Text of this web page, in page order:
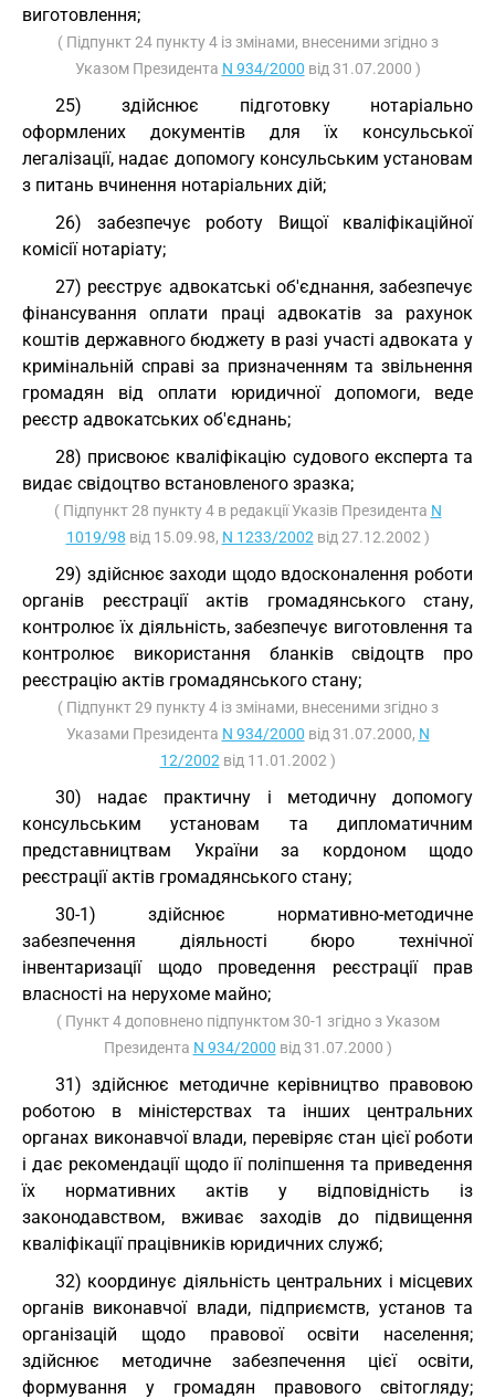
виготовлення;
( Підпункт 24 пункту 4 із змінами, внесеними згідно з
Указом Президента N 934/2000 від 31.07.2000 )
25) здійснює підготовку нотаріально
оформлених документів для їх консульської
легалізації, надає допомогу консульським установам
з питань вчинення нотаріальних дій;
26) забезпечує роботу Вищої кваліфікаційної
комісії нотаріату;
27) реєструє адвокатські об'єднання, забезпечує
фінансування оплати праці адвокатів за рахунок
коштів державного бюджету в разі участі адвоката у
кримінальній справі за призначенням та звільнення
громадян від оплати юридичної допомоги, веде
реєстр адвокатських об'єднань;
28) присвоює кваліфікацію судового експерта та
видає свідоцтво встановленого зразка;
( Підпункт 28 пункту 4 в редакції Указів Президента N
1019/98 від 15.09.98, N 1233/2002 від 27.12.2002 )
29) здійснює заходи щодо вдосконалення роботи
органів реєстрації актів громадянського стану,
контролює їх діяльність, забезпечує виготовлення та
контролює використання бланків свідоцтв про
реєстрацію актів громадянського стану;
( Підпункт 29 пункту 4 із змінами, внесеними згідно з
Указами Президента N 934/2000 від 31.07.2000, N
12/2002 від 11.01.2002 )
30) надає практичну і методичну допомогу
консульським установам та дипломатичним
представництвам України за кордоном щодо
реєстрації актів громадянського стану;
30-1) здійснює нормативно-методичне
забезпечення діяльності бюро технічної
інвентаризації щодо проведення реєстрації прав
власності на нерухоме майно;
( Пункт 4 доповнено підпунктом 30-1 згідно з Указом
Президента N 934/2000 від 31.07.2000 )
31) здійснює методичне керівництво правовою
роботою в міністерствах та інших центральних
органах виконавчої влади, перевіряє стан цієї роботи
і дає рекомендації щодо ії поліпшення та приведення
їх нормативних актів у відповідність із
законодавством, вживає заходів до підвищення
кваліфікації працівників юридичних служб;
32) координує діяльність центральних і місцевих
органів виконавчої влади, підприємств, установ та
організацій щодо правової освіти населення;
здійснює методичне забезпечення цієї освіти,
формування у громадян правового світогляду;